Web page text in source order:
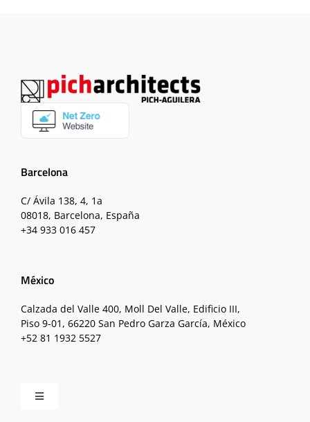
Barcelona
C/ Ávila 138, 4, 1a
08018, Barcelona, España
+34 933 016 457
México
Calzada del Valle 400, Moll Del Valle, Edificio III,
Piso 9-01, 66220 San Pedro Garza García, México
+52 81 1932 5527
Toggle